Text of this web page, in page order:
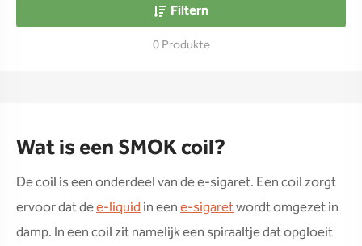
Filtern
0 Produkte
Wat is een SMOK coil?
De coil is een onderdeel van de e-sigaret. Een coil zorgt
ervoor dat dee-liquidin eene-sigaretwordt omgezet in
damp. In een coil zit namelijk een spiraaltje dat opgloeit